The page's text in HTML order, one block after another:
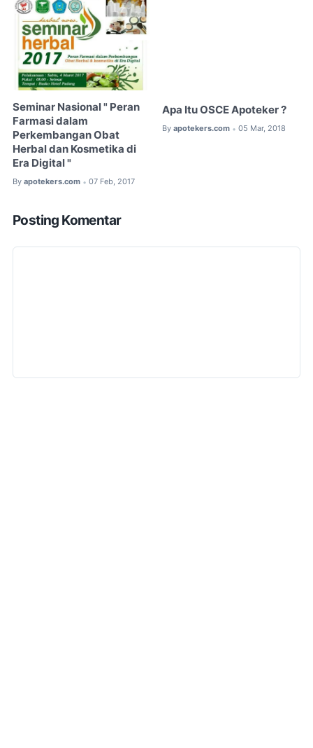
Seminar Nasional " Peran
Farmasi dalam
Perkembangan Obat
Herbal dan Kosmetika di
Era Digital "
By apotekers.com • 07 Feb, 2017
Apa Itu OSCE Apoteker ?
By apotekers.com • 05 Mar, 2018
Posting Komentar